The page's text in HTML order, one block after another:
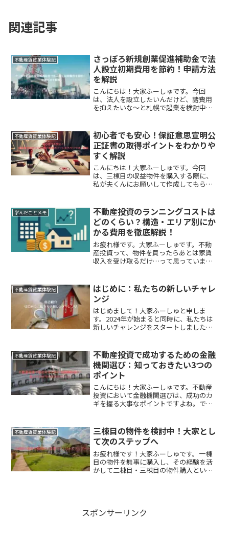
関連記事
不動産賃貸業体験記
さっぽろ新規創業促進補助金で法
人設立初期費用を節約！申請方法
を解説
こんにちは！大家ふーしゅです。今回
は、法人を設立したいんだけど、諸費用
を抑えたいな〜と札幌で起業を検討中の
す。創業を考えている皆さん、新しいビ
ジネスを始めるのってワクワ...
不動産賃貸業体験記
初心者でも安心！保証意思宣明公
正証書の取得ポイントをわかりや
すく解説
こんにちは！大家ふーしゅです。今回
は、三棟目の収益物件を購入する際に、
私が夫くんにお願いして作成してもらっ
何？ どんな時に必要になるの？ とい
う方も多いはず。そもそも私...
学んだことメモ
不動産投資のランニングコストは
どのくらい？構造・エリア別にか
かる費用を徹底解説！
お疲れ様です。大家ふーしゅです。不動
産投資って、物件を買ったらあとは家賃
収入を受け取るだけ…って思っていませ
番。毎月かかる「ランニングコスト（維
持費）」のことをしっかり理...
不動産賃貸業体験記
はじめに：私たちの新しいチャレ
ンジ
はじめまして！大家ふーしゅと申しま
す。2024年が始まると同時に、私たちは
新しいチャレンジをスタートしました。
法人化の目的は、ちょっと本腰を入れて
不動産投資・賃貸経営をや...
不動産賃貸業体験記
不動産投資で成功するための金融
機関選び：知っておきたい3つの
ポイント
こんにちは！大家ふーしゅです。不動産
投資において金融機関選びは、成功のカ
ギを握る大事なポイントですよね。で
ってどんなところがあるの？金融機関に
行く前にどんな準備をしたら...
不動産賃貸業体験記
三棟目の物件を検討中！大家とし
て次のステップへ
お疲れ様です！大家ふーしゅです。一棟
目の物件を無事に購入し、その経験を活
かして二棟目・三棟目の物件購入という
スポンサーリンク